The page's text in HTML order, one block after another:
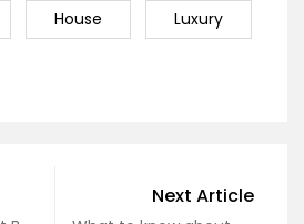
House Luxury
Next Article